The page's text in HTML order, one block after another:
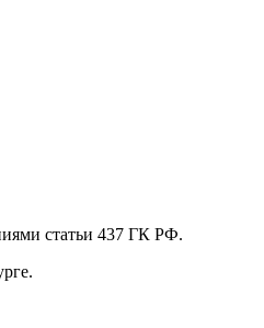
статьи 437 ГК РФ.